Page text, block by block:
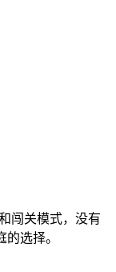
闯关模式，没有
选择。